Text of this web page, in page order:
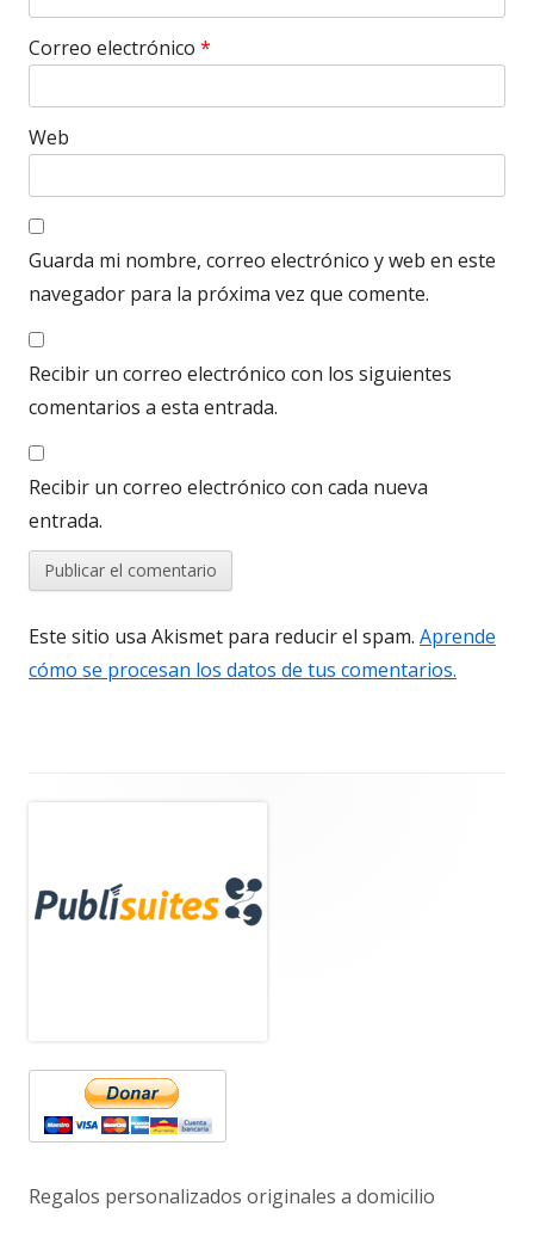
Correo electrónico *
Web
Guarda mi nombre, correo electrónico y web en este
navegador para la próxima vez que comente.
Recibir un correo electrónico con los siguientes
comentarios a esta entrada.
Recibir un correo electrónico con cada nueva
entrada.
Este sitio usa Akismet para reducir el spam. Aprende
cómo se procesan los datos de tus comentarios.
lateral
principal
Regalos personalizados originales a domicilio